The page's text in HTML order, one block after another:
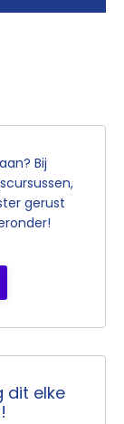
Bij
gerust
dit elke